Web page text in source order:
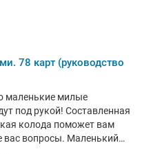
78 карт (руководство
маленькие милые
под рукой! Составленная
колода поможет вам
вас вопросы. Маленький